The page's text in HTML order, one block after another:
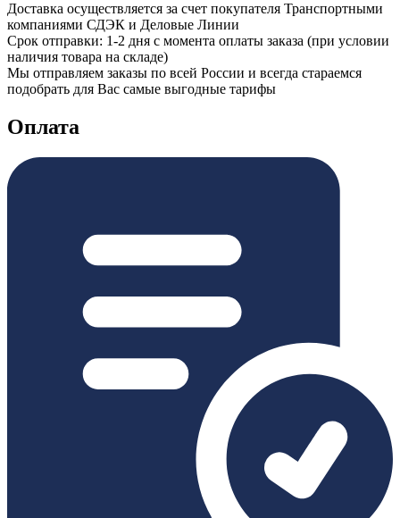
Доставка осуществляется за счет покупателя Транспортными
компаниями СДЭК и Деловые Линии
Срок отправки: 1-2 дня с момента оплаты заказа (при условии
наличия товара на складе)
Мы отправляем заказы по всей России и всегда стараемся
подобрать для Вас самые выгодные тарифы
Оплата